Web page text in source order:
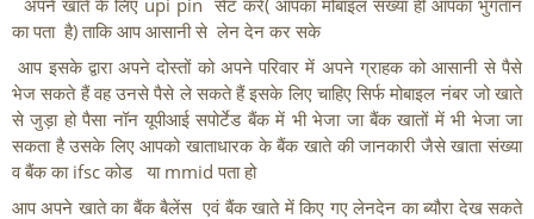
का पता  है) ताकि आप आसानी से  लेन देन कर सके
आप इसके द्वारा अपने दोस्तों को अपने परिवार में अपने ग्राहक को आसानी से पैसे
भेज सकते हैं वह उनसे पैसे ले सकते हैं इसके लिए चाहिए सिर्फ मोबाइल नंबर जो खाते
से जुड़ा हो पैसा नॉन यूपीआई सपोर्टेड बैंक में भी भेजा जा बैंक खातों में भी भेजा जा
सकता है उसके लिए आपको खाताधारक के बैंक खाते की जानकारी जैसे खाता संख्या
व बैंक का ifsc कोड   या mmid पता हो
आप अपने खाते का बैंक बैलेंस  एवं बैंक खाते में किए गए लेनदेन का ब्यौरा देख सकते